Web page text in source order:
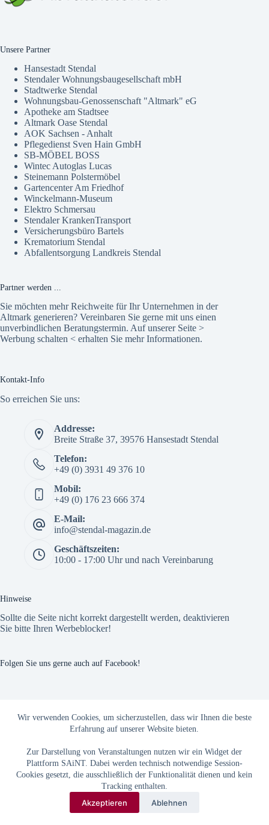
Wir verwenden Cookies, um sicherzustellen, dass wir Ihnen die beste
Erfahrung auf unserer Website bieten.
Zur Darstellung von Veranstaltungen nutzen wir ein Widget der
Plattform SAiNT. Dabei werden technisch notwendige Session-
Cookies gesetzt, die ausschließlich der Funktionalität dienen und kein
Tracking enthalten.
Akzeptieren Ablehnen
Unsere Partner
Hansestadt Stendal
Stendaler Wohnungsbaugesellschaft mbH
Stadtwerke Stendal
Wohnungsbau-Genossenschaft "Altmark" eG
Apotheke am Stadtsee
Altmark Oase Stendal
AOK Sachsen - Anhalt
Pflegedienst Sven Hain GmbH
SB-MÖBEL BOSS
Wintec Autoglas Lucas
Steinemann Polstermöbel
Gartencenter Am Friedhof
Winckelmann-Museum
Elektro Schmersau
Stendaler KrankenTransport
Versicherungsbüro Bartels
Krematorium Stendal
Abfallentsorgung Landkreis Stendal
Partner werden ...
Sie möchten mehr Reichweite für Ihr Unternehmen in der
Altmark generieren? Vereinbaren Sie gerne mit uns einen
unverbindlichen Beratungstermin. Auf unserer Seite >
Werbung schalten < erhalten Sie mehr Informationen.
Kontakt-Info
So erreichen Sie uns:
Addresse:
Breite Straße 37, 39576 Hansestadt Stendal
Telefon:
+49 (0) 3931 49 376 10
Mobil:
+49 (0) 176 23 666 374
E-Mail:
info@stendal-magazin.de
Geschäftszeiten:
10:00 - 17:00 Uhr und nach Vereinbarung
Hinweise
Sollte die Seite nicht korrekt dargestellt werden, deaktivieren
Sie bitte Ihren Werbeblocker!
Folgen Sie uns gerne auch auf Facebook!
AGB